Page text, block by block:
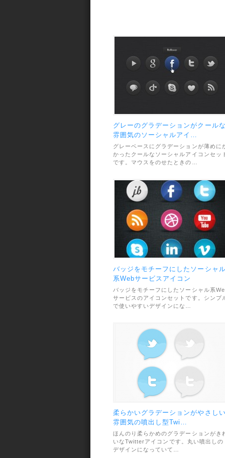
グレーのグラデーションがクール
雰囲気のソーシャルアイ…
グレーベースにグラデーションが薄めに
かったクールなソーシャルアイコンセッ
です。マウスをのせたときの…
バッジをモチーフにしたソーシャ
系Webサービスアイコン
バッジをモチーフにしたソーシャル系
サービスのアイコンセットです。シンプ
で使いやすいデザインにな…
柔らかいグラデーションがやさし
雰囲気の噴出し型Twi…
ほんのり柔らかめのグラデーションがき
いなTwitterアイコンです。丸い噴出しの
デザインになっていて…